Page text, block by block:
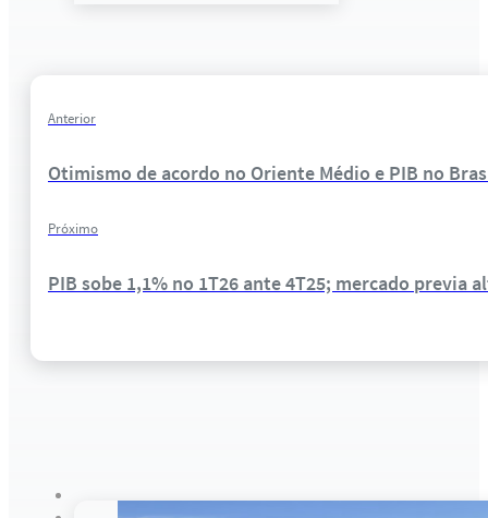
Anterior
Otimismo de acordo no Oriente Médio e PIB no
Próximo
PIB sobe 1,1% no 1T26 ante 4T25; mercado previa